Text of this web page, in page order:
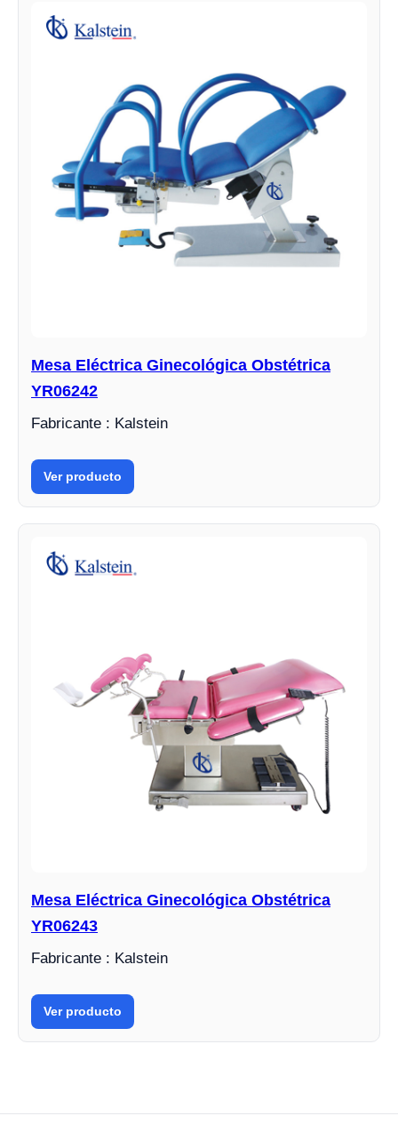
Mesa Eléctrica Ginecológica Obstétrica
YR06242
Fabricante : Kalstein
Ver producto
Mesa Eléctrica Ginecológica Obstétrica
YR06243
Fabricante : Kalstein
Ver producto